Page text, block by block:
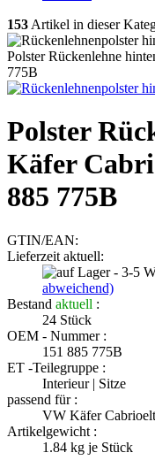
153 Artikel in dieser
Polster Rückenlehne
775B
Polster
Käfer
885 775B
GTIN/EAN:
Lieferzeit aktuell:
abweichend)
Bestand aktuell :
24 Stück
OEM - Nummer :
151 885 775B
ET -Teilegruppe :
Interieur | Sitze
passend für :
VW Käfer
Artikelgewicht :
1.84 kg je Stück